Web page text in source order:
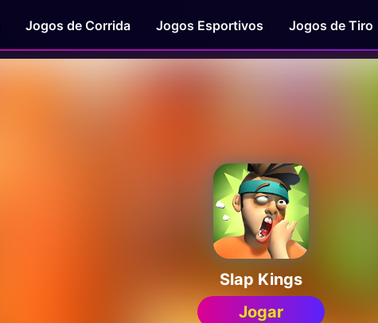
Jogos de Corrida Jogos Esportivos Jogos de Tiro
Slap Kings
Jogar